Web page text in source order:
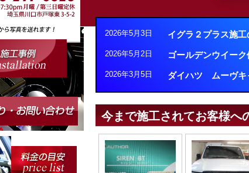
2026年5月3日 イグラ２プラス施工
2026年5月2日 ゴールデンウイーク
2026年3月5日 ダイハツ ムーヴキ
今まで施工されてお客様へ